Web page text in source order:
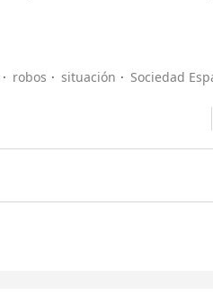
robos situación Sociedad